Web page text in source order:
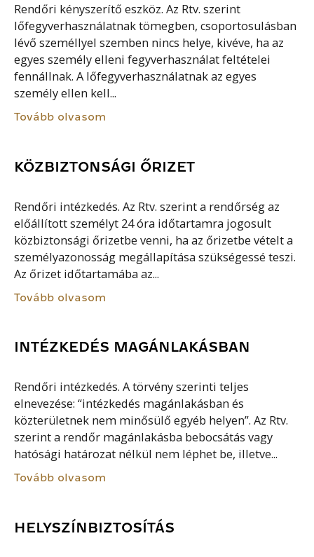
Rendőri kényszerítő eszköz. Az Rtv. szerint
lőfegyverhasználatnak tömegben, csoportosulásban
lévő személlyel szemben nincs helye, kivéve, ha az
egyes személy elleni fegyverhasználat feltételei
fennállnak. A lőfegyverhasználatnak az egyes
személy ellen kell...
Tovább olvasom
KÖZBIZTONSÁGI ŐRIZET
Rendőri intézkedés. Az Rtv. szerint a rendőrség az
előállított személyt 24 óra időtartamra jogosult
közbiztonsági őrizetbe venni, ha az őrizetbe vételt a
személyazonosság megállapítása szükségessé teszi.
Az őrizet időtartamába az...
Tovább olvasom
INTÉZKEDÉS MAGÁNLAKÁSBAN
Rendőri intézkedés. A törvény szerinti teljes
elnevezése: “intézkedés magánlakásban és
közterületnek nem minősülő egyéb helyen”. Az Rtv.
szerint a rendőr magánlakásba bebocsátás vagy
hatósági határozat nélkül nem léphet be, illetve...
Tovább olvasom
HELYSZÍNBIZTOSÍTÁS